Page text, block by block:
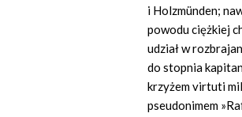
i Holzmünden;
powodu ciężkiej
udział w
do stopnia
krzyżem virtuti
pseudonimem